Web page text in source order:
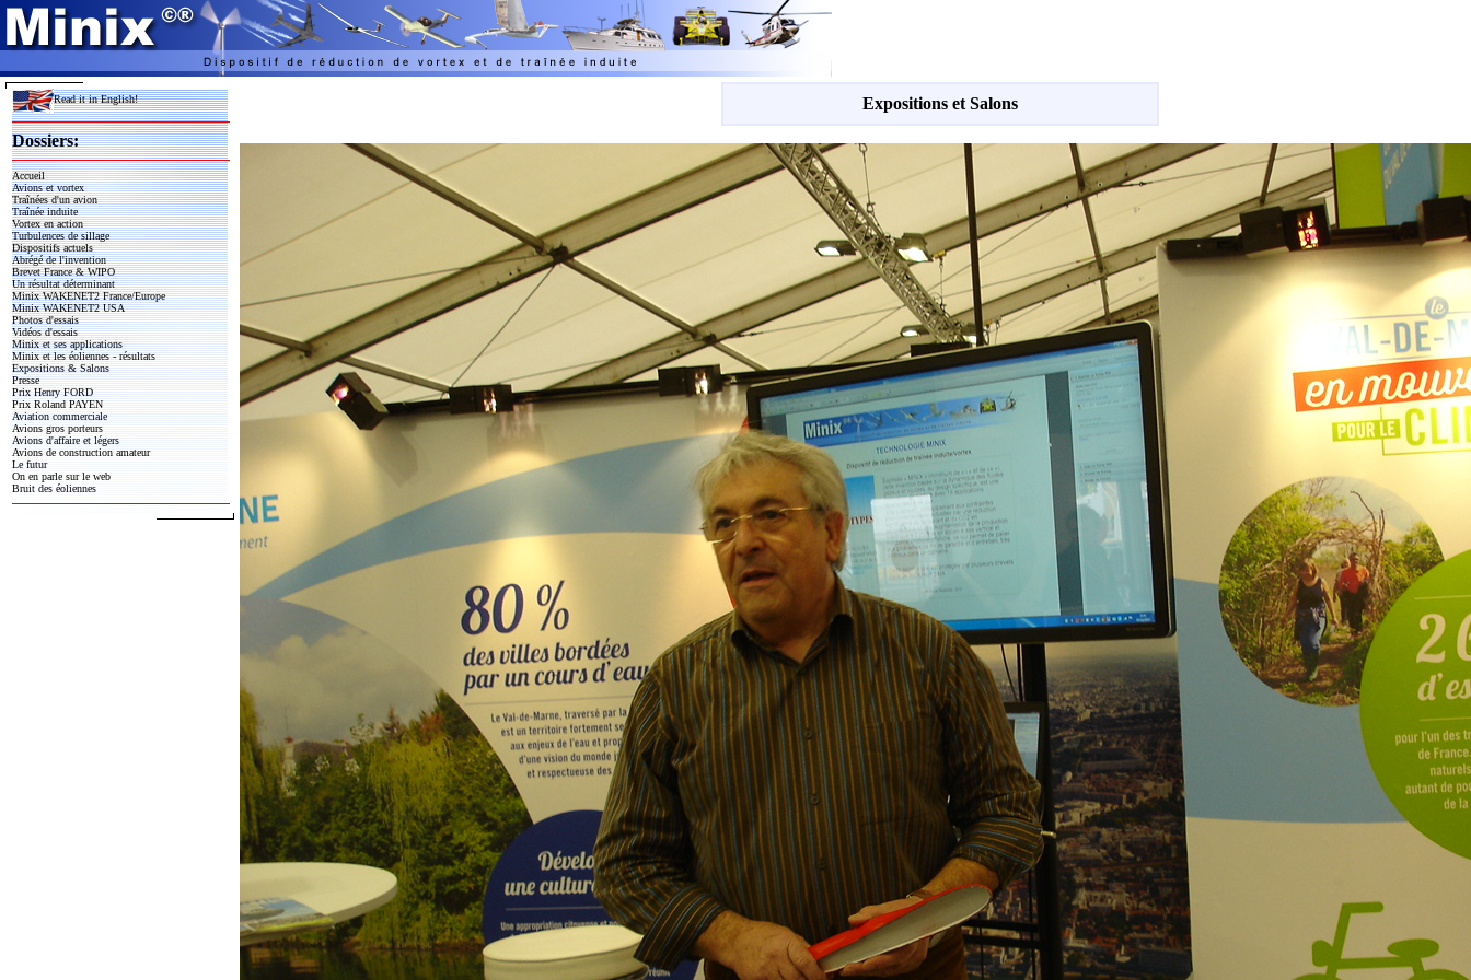
Read it in English!
Dossiers:
Accueil
Avions et vortex
Traînées d'un avion
Traînée induite
Vortex en action
Turbulences de sillage
Dispositifs actuels
Abrégé de l'invention
Brevet France & WIPO
Un résultat déterminant
Minix WAKENET2 France/Europe
Minix WAKENET2 USA
Photos d'essais
Vidéos d'essais
Minix et ses applications
Minix et les éoliennes - résultats
Expositions & Salons
Presse
Prix Henry FORD
Prix Roland PAYEN
Aviation commerciale
Avions gros porteurs
Avions d'affaire et légers
Avions de construction amateur
Le futur
On en parle sur le web
Bruit des éoliennes
Expositions et Salons